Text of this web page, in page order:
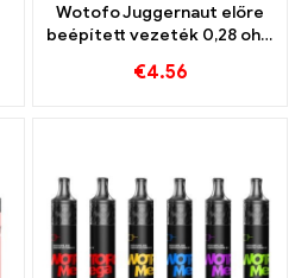
Wotofo Juggernaut előre
beépített vezeték 0,28 ohm
nagykereskedés丨Egyedi
€4.56